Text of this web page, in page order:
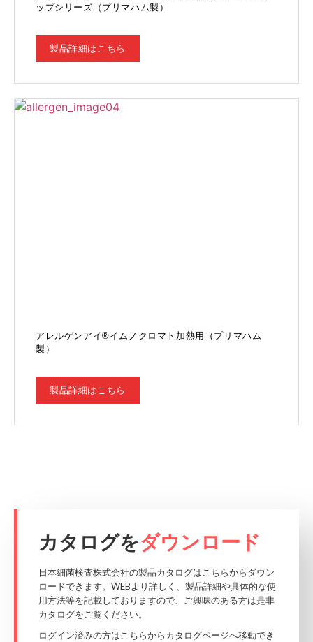
ップシリーズ（プリマハム製）
製品詳細はこちら
アレルゲンアイ®イムノクロマト加熱用（プリマハム
製）
製品詳細はこちら
カタログをダウンロード
日本細菌検査株式会社の製品カタログはこちらからダウン
ロードできます。WEBより詳しく、製品詳細や具体的な使
用方法等を記載しておりますので、ご興味のある方は是非
カタログをご覧ください。
ログイン済みの方はこちらからカタログページへ移動でき